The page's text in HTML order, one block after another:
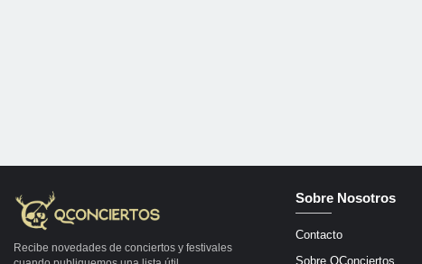
Recibe novedades de conciertos y festivales
Sobre Nosotros
Contacto
Sobre QConciertos